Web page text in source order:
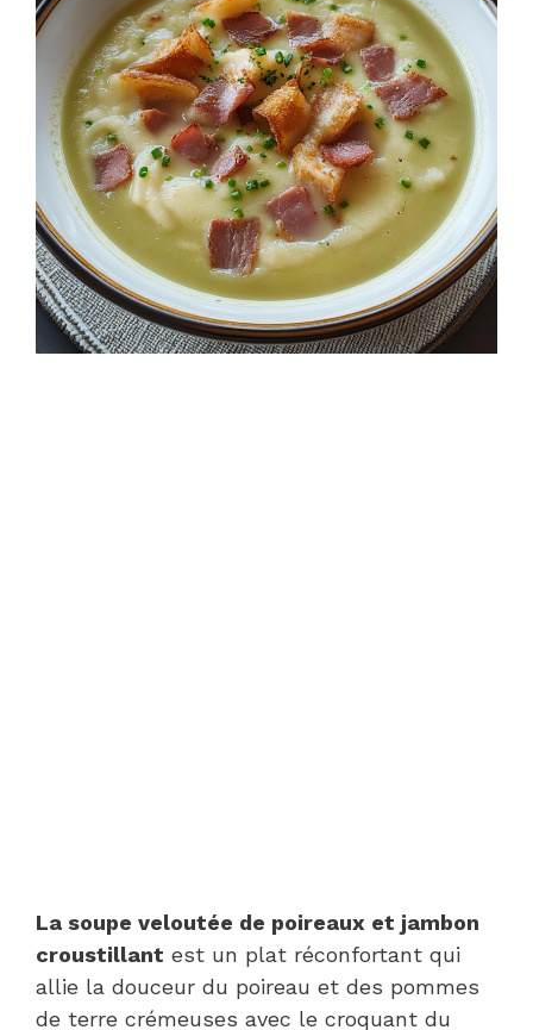
La soupe veloutée de poireaux et jambon
croustillant est un plat réconfortant qui
allie la douceur du poireau et des pommes
de terre crémeuses avec le croquant du